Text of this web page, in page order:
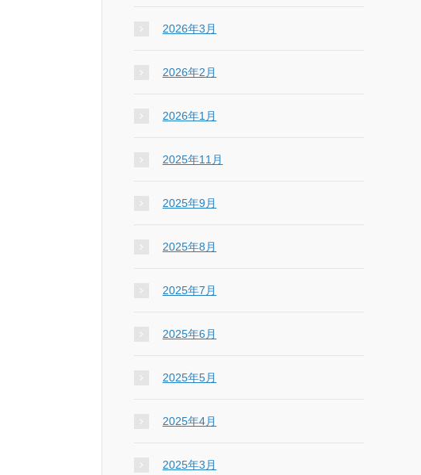
2026年3月
2026年2月
2026年1月
2025年11月
2025年9月
2025年8月
2025年7月
2025年6月
2025年5月
2025年4月
2025年3月